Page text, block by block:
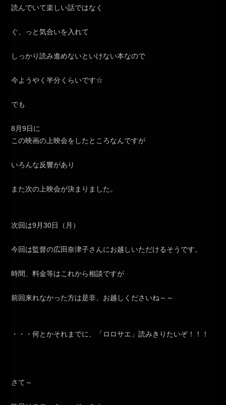
読んでいて楽しい話ではなく
ぐ、っと気合いを入れて
しっかり読み進めないといけない本なので
今ようやく半分くらいです☆
でも
8月9日に
この映画の上映会をしたところなんですが
いろんな反響があり
また次の上映会が決まりました。
次回は9月30日（月）
今回は監督の広田奈津子さんにお越しいただけるそうです。
時間、料金等はこれから相談ですが
前回来れなかった方は是非、お越しくださいね～～
・・・何とかそれまでに、「ロロサエ」読みきりたいぞ！！！
さて～